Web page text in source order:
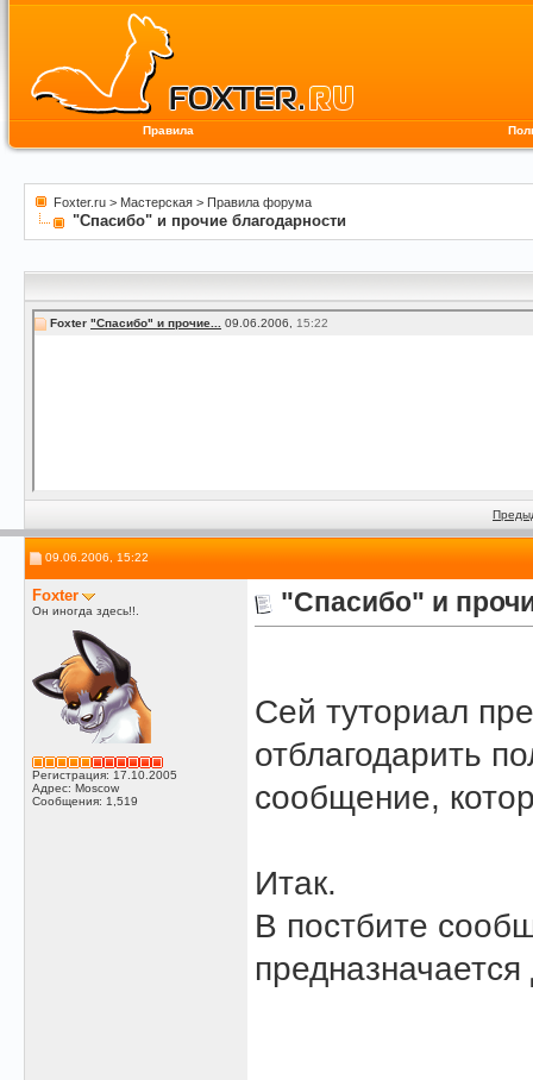
Правила
Foxter.ru > Мастерская > Правила форума
"Спасибо" и прочие благодарности
Foxter "Спасибо" и прочие... 09.06.2006, 15:22
09.06.2006, 15:22
Foxter
Он иногда здесь!!.
Регистрация: 17.10.2005
Адрес: Moscow
Сообщения: 1,519
"Спасибо" и
Сей туториал
отблагодарить
сообщение,
Итак.
В постбите